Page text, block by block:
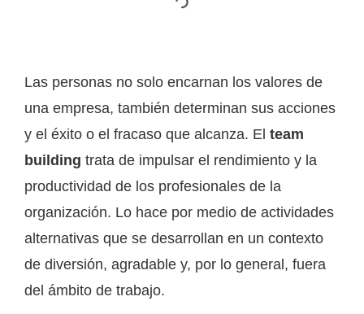
Las personas no solo encarnan los valores de
una empresa, también determinan sus acciones
y el éxito o el fracaso que alcanza. El team
building trata de impulsar el rendimiento y la
productividad de los profesionales de la
organización. Lo hace por medio de actividades
alternativas que se desarrollan en un contexto
de diversión, agradable y, por lo general, fuera
del ámbito de trabajo.